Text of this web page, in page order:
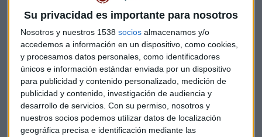
Su privacidad es importante para nosotros
Nosotros y nuestros 1538 socios almacenamos y/o
accedemos a información en un dispositivo, como cookies,
y procesamos datos personales, como identificadores
únicos e información estándar enviada por un dispositivo
para publicidad y contenido personalizado, medición de
publicidad y contenido, investigación de audiencia y
desarrollo de servicios. Con su permiso, nosotros y
nuestros socios podemos utilizar datos de localización
geográfica precisa e identificación mediante las